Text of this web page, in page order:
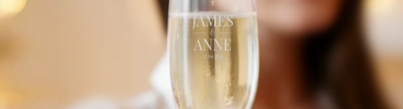
4,8 (basierend auf +15.000 Bewertungen)
Unsere Geschenke begeistern. Kunden bewerten uns mit
4,8 bei Google Reviews (Gesamtergebnis aller Länder, in